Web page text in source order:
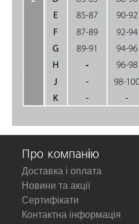
Про компанію
Доставка і оплата
Новини та акції
Сертифікати
Контактна інформація